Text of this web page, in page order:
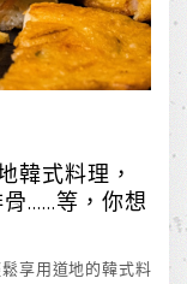
韓式料理，
……等，你想
享用道地的韓式料